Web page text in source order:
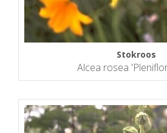
Stokroos
Alcea rosea